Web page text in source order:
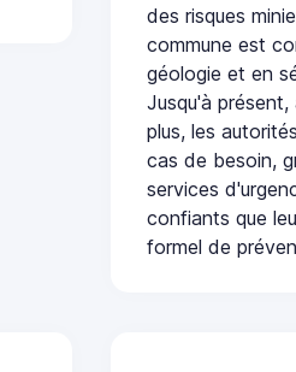
des risques
commune est
géologie et en
Jusqu'à
plus, les
cas de besoin,
services
confiants que
formel de